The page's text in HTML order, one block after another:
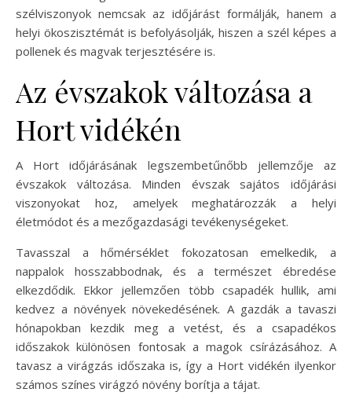
szélviszonyok nemcsak az időjárást formálják, hanem a
helyi ökoszisztémát is befolyásolják, hiszen a szél képes a
pollenek és magvak terjesztésére is.
Az évszakok változása a
Hort vidékén
A Hort időjárásának legszembetűnőbb jellemzője az
évszakok változása. Minden évszak sajátos időjárási
viszonyokat hoz, amelyek meghatározzák a helyi
életmódot és a mezőgazdasági tevékenységeket.
Tavasszal a hőmérséklet fokozatosan emelkedik, a
nappalok hosszabbodnak, és a természet ébredése
elkezdődik. Ekkor jellemzően több csapadék hullik, ami
kedvez a növények növekedésének. A gazdák a tavaszi
hónapokban kezdik meg a vetést, és a csapadékos
időszakok különösen fontosak a magok csírázásához. A
tavasz a virágzás időszaka is, így a Hort vidékén ilyenkor
számos színes virágzó növény borítja a tájat.